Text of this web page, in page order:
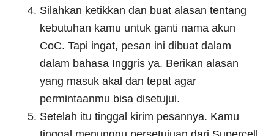
Silahkan ketikkan dan buat alasan tentang
kebutuhan kamu untuk ganti nama akun
CoC. Tapi ingat, pesan ini dibuat dalam
dalam bahasa Inggris ya. Berikan alasan
yang masuk akal dan tepat agar
permintaanmu bisa disetujui.
Setelah itu tinggal kirim pesannya. Kamu